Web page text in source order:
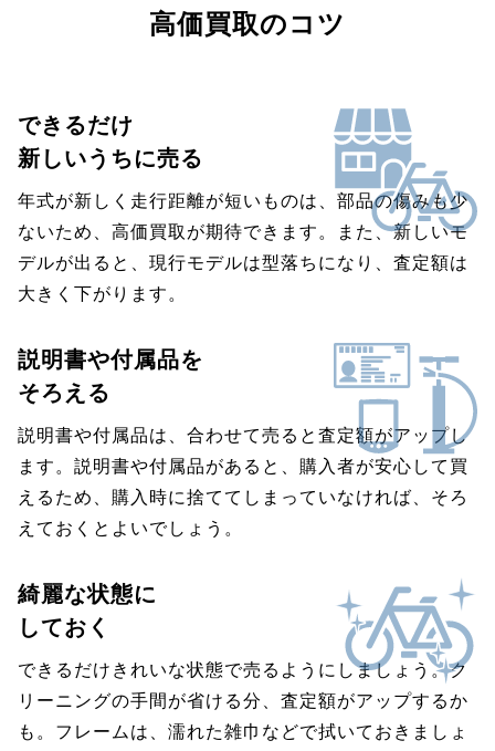
高価買取のコツ
できるだけ
新しいうちに売る
年式が新しく走行距離が短いものは、部品の傷みも少
ないため、高価買取が期待できます。また、新しいモ
デルが出ると、現行モデルは型落ちになり、査定額は
大きく下がります。
説明書や付属品を
そろえる
説明書や付属品は、合わせて売ると査定額がアップし
ます。説明書や付属品があると、購入者が安心して買
えるため、購入時に捨ててしまっていなければ、そろ
えておくとよいでしょう。
綺麗な状態に
しておく
できるだけきれいな状態で売るようにしましょう。ク
リーニングの手間が省ける分、査定額がアップするか
も。フレームは、濡れた雑巾などで拭いておきましょ